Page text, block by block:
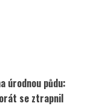
úrodnou půdu:
se ztrapnil